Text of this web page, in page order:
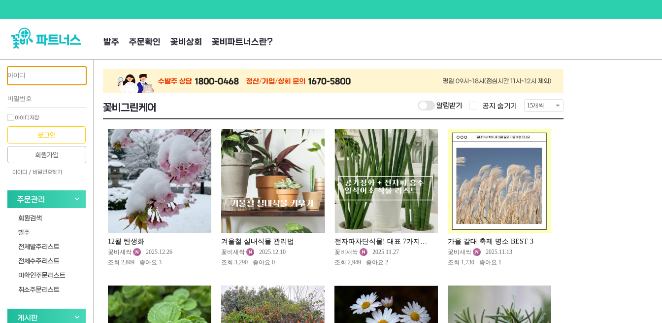
발주 주문확인 꽃비상회 꽃비파트너스란?
아이디저장
로그인
회원가입
아이디 / 비밀번호찾기
주문관리
회원검색
발주
전체발주리스트
전체수주리스트
미확인주문리스트
취소주문리스트
게시판
꽃비그린케어 알림받기 공지 숨기기
12월 탄생화
꽃비새싹
2025.12.26
조회 2,809
좋아요 3
겨울철 실내식물 관리법
꽃비새싹
2025.12.10
조회 3,290
좋아요 0
전자파차단식물! 대표 7가지 식물들
꽃비새싹
2025.11.27
조회 2,949
좋아요 2
가을 갈대 축제 명소 BEST 3
꽃비새싹
2025.11.13
조회 1,730
좋아요 1